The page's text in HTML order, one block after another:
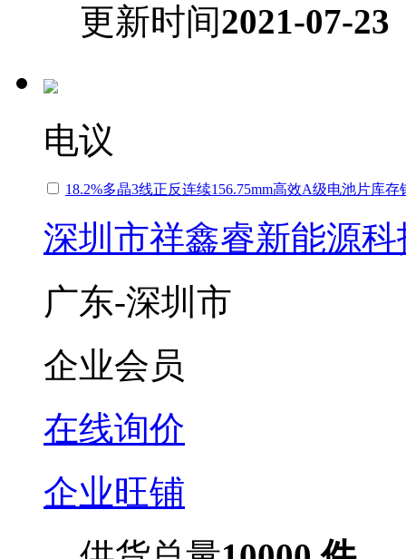
更新时间2021-07-23
电议
18.2%多晶3线正反连续156.75mm高效A级电池片库存
深圳市祥鑫睿新能源
广东-深圳市
企业会员
在线询价
企业旺铺